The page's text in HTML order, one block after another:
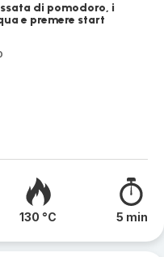
di pomodoro, i
e premere start
130 °C 5 min